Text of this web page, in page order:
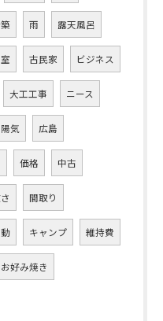
雨 露天風呂
古民家 ビジネス
大工工事 ニース
陽気 広島
価格 中古
間取り
キャンプ 維持費
好み焼き